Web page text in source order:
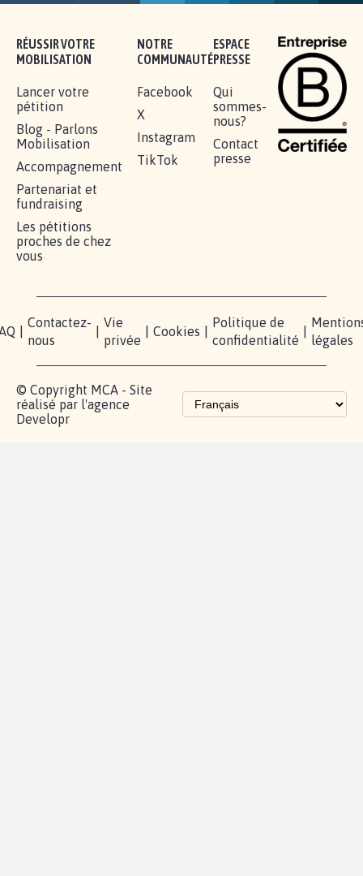
RÉUSSIR VOTRE
MOBILISATION
Lancer votre
pétition
Blog - Parlons
Mobilisation
Accompagnement
Partenariat et
fundraising
Les pétitions
proches de chez
vous
NOTRE
COMMUNAUTÉ
Facebook
X
Instagram
TikTok
ESPACE
PRESSE
Qui
sommes-
nous?
Contact
presse
Contactez-
nous
Vie
privée
Cookies
Politique de
confidentialité
légales
© Copyright MCA - Site
réalisé par l'agence
Developr